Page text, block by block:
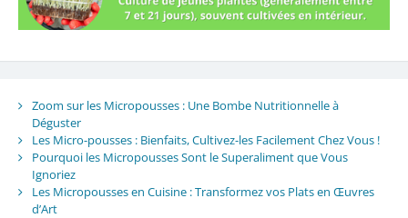
Zoom sur les Micropousses : Une Bombe Nutritionnelle à
Déguster
Les Micro-pousses : Bienfaits, Cultivez-les Facilement Chez Vous !
Pourquoi les Micropousses Sont le Superaliment que Vous
Ignoriez
Les Micropousses en Cuisine : Transformez vos Plats en Œuvres
d’Art